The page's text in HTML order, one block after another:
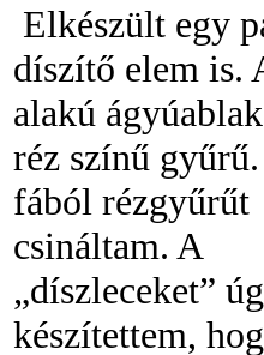
Elkészült egy
díszítő elem is.
alakú
réz színű
fából rézgyűrűt
csináltam. A
„díszleceket”
készítettem,